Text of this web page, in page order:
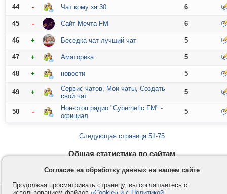
44 - Чат кому за 30 6
45 - Сайт Мечта FM 6
46 + Беседка чат-лучший чат 5
47 + Аматорика 5
48 + новости 5
49 +
Сервис чатов, Мои чаты, Создать
свой чат
5
50 -
Нон-стоп радио "Cybernetic FM" -
официал
5
Следующая страница 51-75
Общая статистика по сайтам
Сайтов:622/3729 Отзывов:2279
Согласие на обработку данных на нашем сайте
Продолжая просматривать страницу, вы соглашаетесь с